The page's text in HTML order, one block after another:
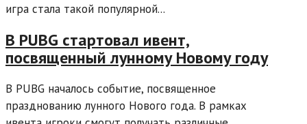
игра стала такой популярной...
В PUBG стартовал ивент,
посвященный лунному Новому году
В PUBG началось событие, посвященное
празднованию лунного Нового года. В рамках